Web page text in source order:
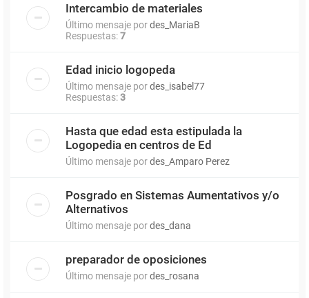
Intercambio de materiales
Último mensaje pordes_MariaB
Respuestas:7
Edad inicio logopeda
Último mensaje pordes_isabel77
Respuestas:3
Hasta que edad esta estipulada la
Logopedia en centros de Ed
Último mensaje pordes_Amparo Perez
Posgrado en Sistemas Aumentativos y/o
Alternativos
Último mensaje pordes_dana
preparador de oposiciones
Último mensaje pordes_rosana